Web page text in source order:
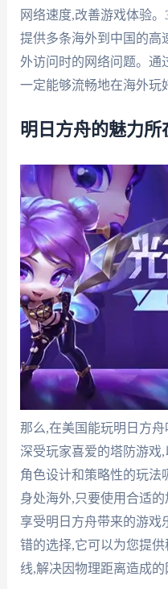
网络速度,改善游戏体验
提供多条海外到中国的高
外访问时的网络问题。通
一定能够流畅地在海外玩
明日方舟的魅力所
那么,在美国能玩明日方
深受玩家喜爱的塔防游戏
角色设计和策略性的玩法
身处海外,只要使用合适
享受明日方舟带来的游戏
错的选择,它可以为您提
线,解决因物理距离造成的